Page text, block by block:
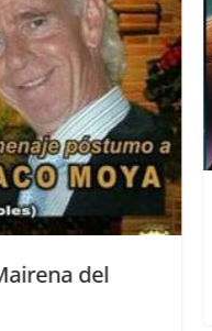
Mercedes
nueva obra en la